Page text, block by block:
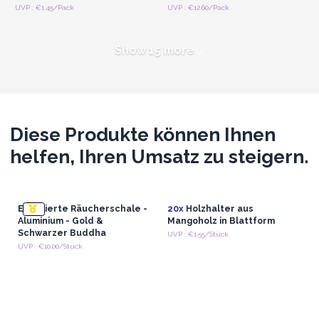
UVP : €1.45/Pack UVP : €12.60/Pack
Show 15 more
Diese Produkte können Ihnen
helfen, Ihren Umsatz zu steigern.
Emaillierte Räucherschale -
Aluminium - Gold &
Schwarzer Buddha
UVP : €10.00/Stück
20xHolzhalter aus
Mangoholz in Blattform
UVP : €1.55/Stück